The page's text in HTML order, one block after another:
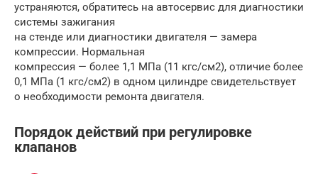
устраняются, обратитесь на автосервис для диагностики
системы зажигания
на стенде или диагностики двигателя — замера
компрессии. Нормальная
компрессия — более 1,1 МПа (11 кгс/см2), отличие более
0,1 МПа (1 кгс/см2) в одном цилиндре свидетельствует
о необходимости ремонта двигателя.
Порядок действий при регулировке
клапанов